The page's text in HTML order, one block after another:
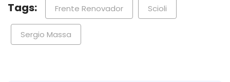
Tags: Frente Renovador Scioli
Sergio Massa